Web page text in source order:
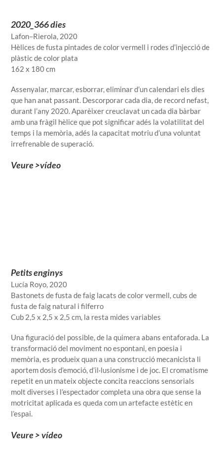
2020_366 dies
Lafon–Rierola, 2020
Hèlices de fusta pintades de color vermell i rodes d’injecció de
plàstic de color plata
162 x 180 cm
Assenyalar, marcar, esborrar, eliminar d’un calendari els dies
que han anat passant. Descorporar cada dia, de record nefast,
durant l’any 2020. Aparèixer creuclavat un cada dia bàrbar
amb una fràgil hèlice que pot significar adés la volatilitat del
temps i la memòria, adés la capacitat motriu d’una voluntat
irrefrenable de superació.
Veure >vídeo
Petits enginys
Lucía Royo, 2020
Bastonets de fusta de faig lacats de color vermell, cubs de
fusta de faig natural i filferro
Cub 2,5 x 2,5 x 2,5 cm, la resta mides variables
Una figuració del possible, de la quimera abans entaforada. La
transformació del moviment no espontani, en poesia i
memòria, es produeix quan a una construcció mecanicista li
aportem dosis d’emoció, d’il·lusionisme i de joc. El cromatisme
repetit en un mateix objecte concita reaccions sensorials
molt diverses i l’espectador completa una obra que sense la
motricitat aplicada es queda com un artefacte estètic en
l’espai.
Veure > vídeo